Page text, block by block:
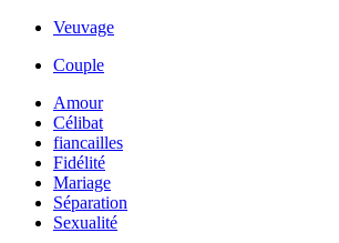
Veuvage
Couple
Amour
Célibat
fiancailles
Fidélité
Mariage
Séparation
Sexualité